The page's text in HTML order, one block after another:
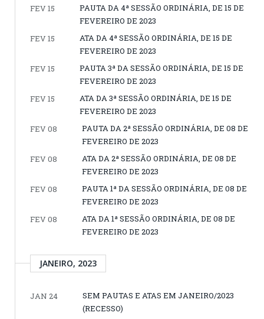
FEV 15
PAUTA DA 4ª SESSÃO ORDINÁRIA, DE 15 DE
FEVEREIRO DE 2023
FEV 15
ATA DA 4ª SESSÃO ORDINÁRIA, DE 15 DE
FEVEREIRO DE 2023
FEV 15
PAUTA 3ª DA SESSÃO ORDINÁRIA, DE 15 DE
FEVEREIRO DE 2023
FEV 15
ATA DA 3ª SESSÃO ORDINÁRIA, DE 15 DE
FEVEREIRO DE 2023
FEV 08
PAUTA DA 2ª SESSÃO ORDINÁRIA, DE 08 DE
FEVEREIRO DE 2023
FEV 08
ATA DA 2ª SESSÃO ORDINÁRIA, DE 08 DE
FEVEREIRO DE 2023
FEV 08
PAUTA 1ª DA SESSÃO ORDINÁRIA, DE 08 DE
FEVEREIRO DE 2023
FEV 08
ATA DA 1ª SESSÃO ORDINÁRIA, DE 08 DE
FEVEREIRO DE 2023
JANEIRO, 2023
JAN 24
SEM PAUTAS E ATAS EM JANEIRO/2023
(RECESSO)